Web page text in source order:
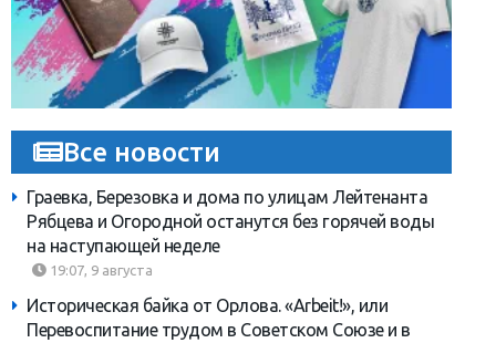
Все новости
Граевка, Березовка и дома по улицам Лейтенанта
Рябцева и Огородной останутся без горячей воды
на наступающей неделе
19:07, 9 августа
Историческая байка от Орлова. «Arbeit!», или
Перевоспитание трудом в Советском Союзе и в